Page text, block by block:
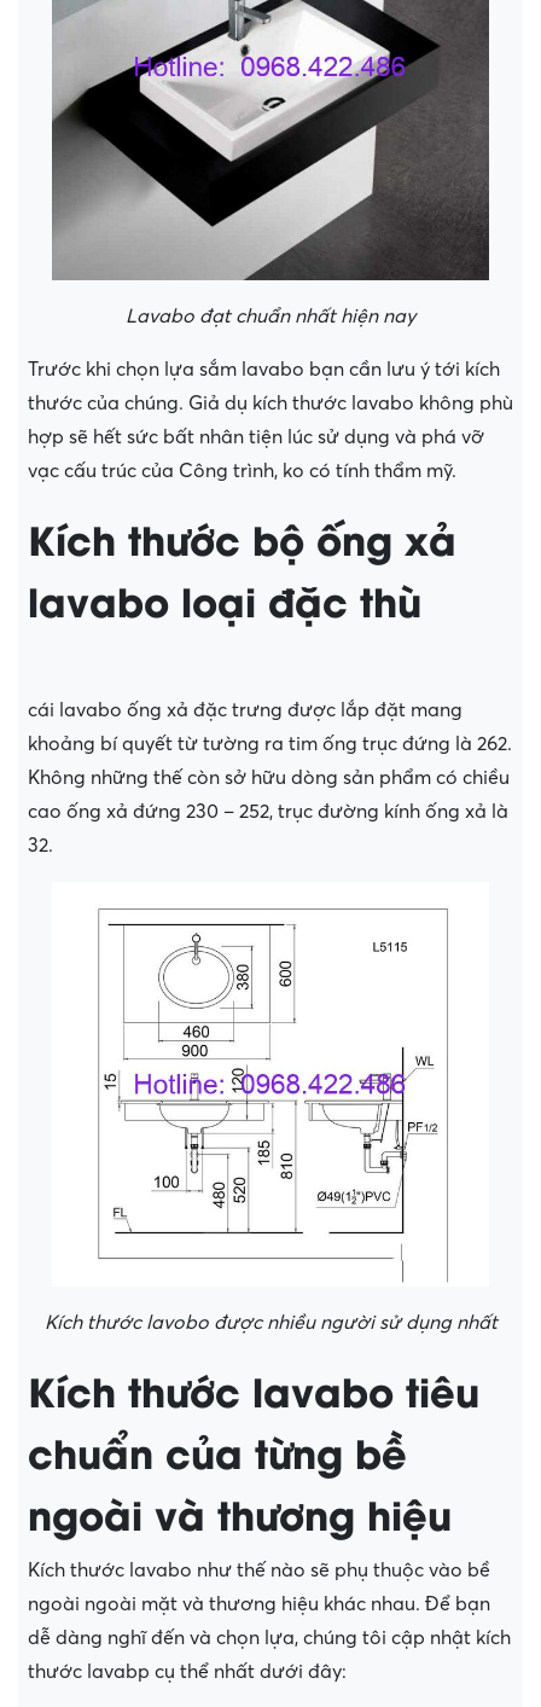
Lavabo đạt chuẩn nhất hiện nay
Trước khi chọn lựa sắm lavabo bạn cần lưu ý tới kích
thước của chúng. Giả dụ kích thước lavabo không phù
hợp sẽ hết sức bất nhân tiện lúc sử dụng và phá vỡ
vạc cấu trúc của Công trình, ko có tính thẩm mỹ.
Kích thước bộ ống xả
lavabo loại đặc thù
cái lavabo ống xả đặc trưng được lắp đặt mang
khoảng bí quyết từ tường ra tim ống trục đứng là 262.
Không những thế còn sở hữu dòng sản phẩm có chiều
cao ống xả đứng 230 – 252, trục đường kính ống xả là
32.
Kích thước lavobo được nhiều người sử dụng nhất
Kích thước lavabo tiêu
chuẩn của từng bề
ngoài và thương hiệu
Kích thước lavabo như thế nào sẽ phụ thuộc vào bề
ngoài ngoài mặt và thương hiệu khác nhau. Để bạn
dễ dàng nghĩ đến và chọn lựa, chúng tôi cập nhật kích
thước lavabp cụ thể nhất dưới đây: